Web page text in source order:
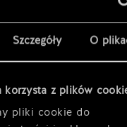
Szczegóły O
korzysta z plików
pliki cookie do
odkryć jej
potencjał!